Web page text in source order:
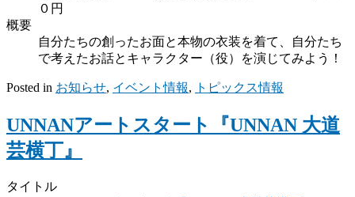
０円
概要
自分たちの創ったお面と本物の衣装を着て、自分たち
で考えたお話とキャラクター（役）を演じてみよう！
Posted in お知らせ, イベント情報, トピックス情報
UNNANアートスタート『UNNAN 大道
芸横丁』
タイトル